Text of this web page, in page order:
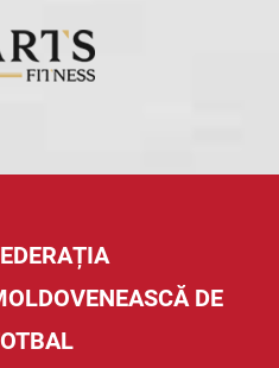
DE